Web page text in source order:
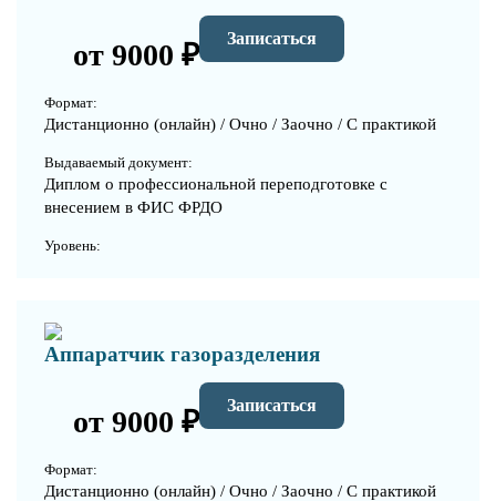
от 9000 ₽ Записаться
Формат:
Дистанционно (онлайн) / Очно / Заочно / С практикой
Выдаваемый документ:
Диплом о профессиональной переподготовке с
внесением в ФИС ФРДО
Уровень:
Аппаратчик газоразделения
от 9000 ₽ Записаться
Формат:
Дистанционно (онлайн) / Очно / Заочно / С практикой